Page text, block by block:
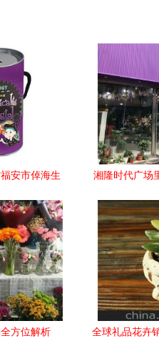
安市倬海生
湘隆时代广
方位解析
全球礼品花卉